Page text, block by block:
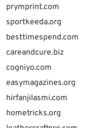
prymprint.com
sportkeeda.org
besttimespend.com
careandcure.biz
cogniyo.com
easymagazines.org
hirfanjilasmi.com
hometricks.org